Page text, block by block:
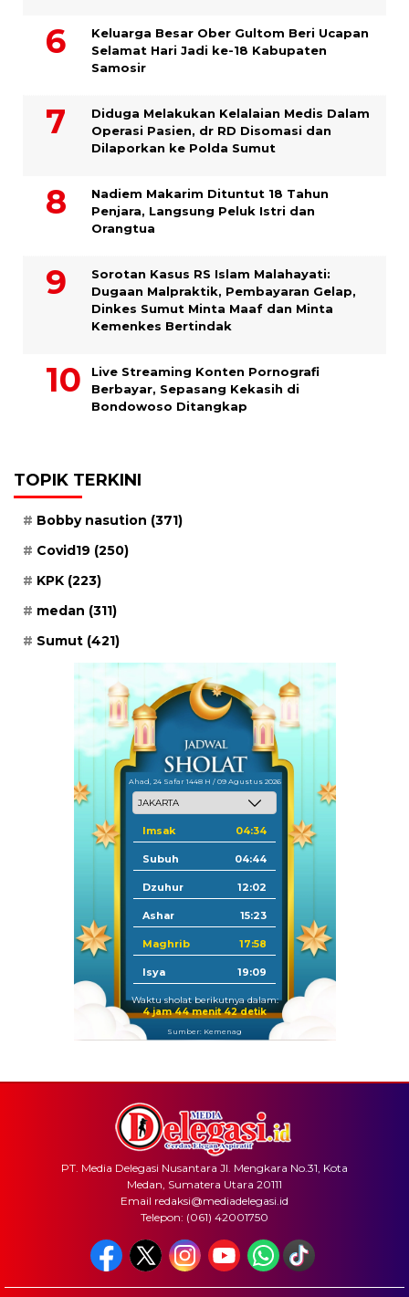
Keluarga Besar Ober Gultom Beri Ucapan
Selamat Hari Jadi ke-18 Kabupaten
Samosir
Diduga Melakukan Kelalaian Medis Dalam
Operasi Pasien, dr RD Disomasi dan
Dilaporkan ke Polda Sumut
​Nadiem Makarim Dituntut 18 Tahun
Penjara, Langsung Peluk Istri dan
Orangtua
Sorotan Kasus RS Islam Malahayati:
Dugaan Malpraktik, Pembayaran Gelap,
Dinkes Sumut Minta Maaf dan Minta
Kemenkes Bertindak
Live Streaming Konten Pornografi
Berbayar, Sepasang Kekasih di
Bondowoso Ditangkap
TOPIK TERKINI
Bobby nasution (371)
Covid19 (250)
KPK (223)
medan (311)
Sumut (421)
Ahad, 24 Safar 1448 H / 09 Agustus 2026
Imsak 04:34
Subuh 04:44
Dzuhur 12:02
Ashar 15:23
Maghrib 17:58
Isya 19:09
Waktu sholat berikutnya dalam:
4 jam 44 menit 41 detik
Sumber: Kemenag
PT. Media Delegasi Nusantara Jl. Mengkara No.31, Kota
Medan, Sumatera Utara 20111
Email redaksi@mediadelegasi.id
Telepon: (061) 42001750